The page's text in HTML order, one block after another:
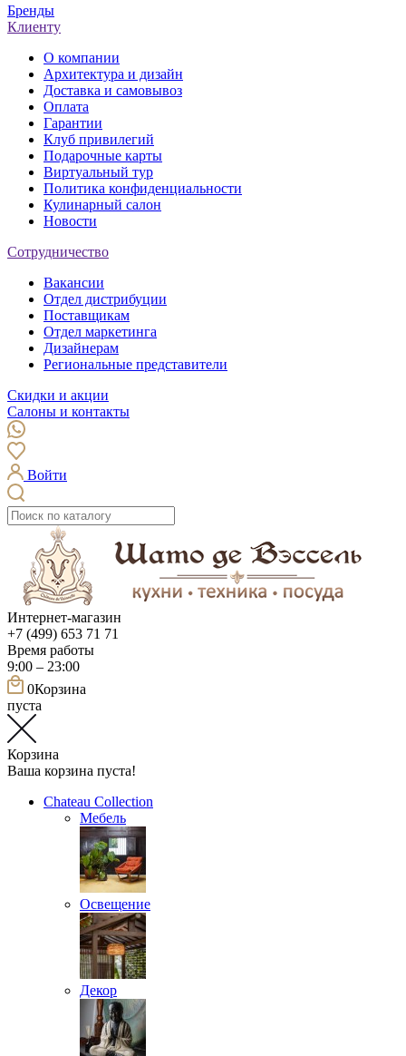
Бренды
Клиенту
О компании
Архитектура и дизайн
Доставка и самовывоз
Оплата
Гарантии
Клуб привилегий
Подарочные карты
Виртуальный тур
Политика конфиденциальности
Кулинарный салон
Новости
Сотрудничество
Вакансии
Отдел дистрибуции
Поставщикам
Отдел маркетинга
Дизайнерам
Региональные представители
Скидки и акции
Салоны и контакты
Войти
Интернет-магазин
+7 (499) 653 71 71
Время работы
9:00 – 23:00
0Корзина
пуста
Корзина
Ваша корзина пуста!
Chateau Collection
Мебель
Освещение
Декор